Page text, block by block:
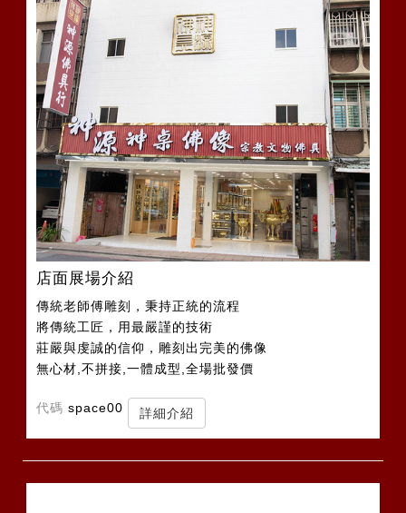
店面展場介紹
傳統老師傅雕刻，秉持正統的流程
將傳統工匠，用最嚴謹的技術
莊嚴與虔誠的信仰，雕刻出完美的佛像
無心材,不拼接,一體成型,全場批發價
代碼 space00 詳細介紹